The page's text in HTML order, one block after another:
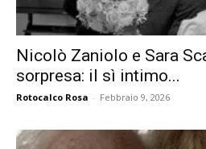
Nicolò Zaniolo e Sara
sorpresa: il sì intimo...
Rotocalco Rosa - Febbraio 9, 2026